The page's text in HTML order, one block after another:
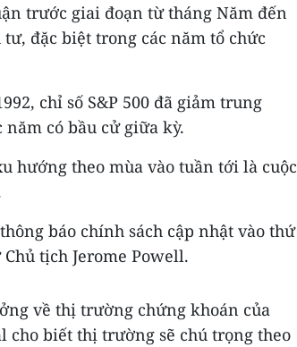
trước giai đoạn từ tháng Năm đến
đặc biệt trong các năm tổ chức
chỉ số S&P 500 đã giảm trung
có bầu cử giữa kỳ.
hướng theo mùa vào tuần tới là cuộc
báo chính sách cập nhật vào thứ
tịch Jerome Powell.
về thị trường chứng khoán của
cho biết thị trường sẽ chú trọng theo